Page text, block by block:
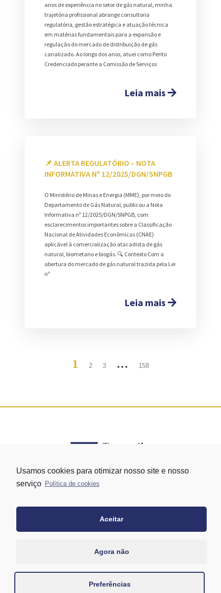
anos de experiência no setor de gás natural, minha
trajetória profissional abrange consultoria
regulatória, gestão estratégica e atuação técnica
em matérias fundamentais para a expansão e
regulação do mercado de distribuição de gás
canalizado. Ao longo dos anos, atuei como Perito
Credenciado perante a Comissão de Serviços
Leia mais
📌 ALERTA REGULATÓRIO – NOTA
INFORMATIVA Nº 12/2025/DGN/SNPGB
O Ministério de Minas e Energia (MME), por meio do
Departamento de Gás Natural, publicou a Nota
Informativa nº 12/2025/DGN/SNPGB, com
esclarecimentos importantes sobre a Classificação
Nacional de Atividades Econômicas (CNAE)
aplicável à comercialização atacadista de gás
natural, biometano e biogás. 🔍 Contexto Com a
abertura do mercado de gás natural trazida pela Lei
nº
Leia mais
1 2 3 … 158
+55 11 95058-7769 (Whatsapp)
Usamos cookies para otimizar nosso site e nosso
serviço Política de cookies
Aceitar
Agora não
Preferências